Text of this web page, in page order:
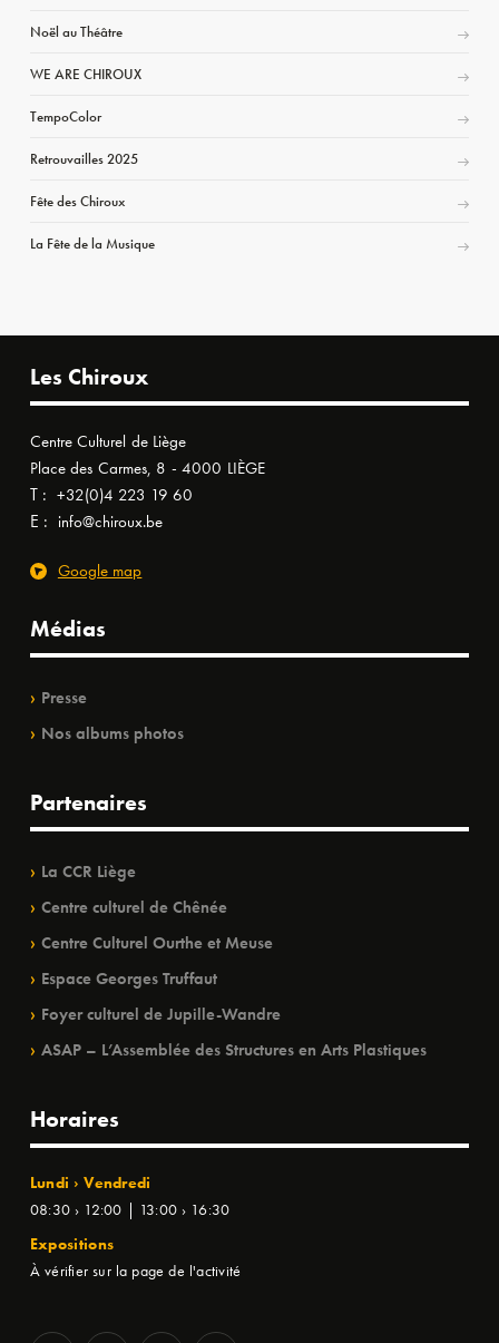
Noël au Théâtre
WE ARE CHIROUX
TempoColor
Retrouvailles 2025
Fête des Chiroux
La Fête de la Musique
Les Chiroux
Centre Culturel de Liège
Place des Carmes, 8 - 4000 LIÈGE
T : +32(0)4 223 19 60
E : info@chiroux.be
Google map
Médias
Presse
Nos albums photos
Partenaires
La CCR Liège
Centre culturel de Chênée
Centre Culturel Ourthe et Meuse
Espace Georges Truffaut
Foyer culturel de Jupille-Wandre
ASAP – L’Assemblée des Structures en Arts Plastiques
Horaires
Lundi › Vendredi
08:30 › 12:00 | 13:00 › 16:30
Expositions
À vérifier sur la page de l'activité